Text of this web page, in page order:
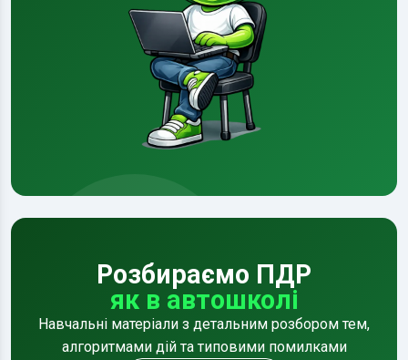
Розбираємо ПДР
як в автошколі
Навчальні матеріали з детальним розбором тем,
алгоритмами дій та типовими помилками